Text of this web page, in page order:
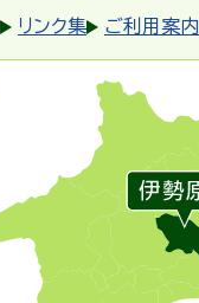
リンク集 ご利用案内